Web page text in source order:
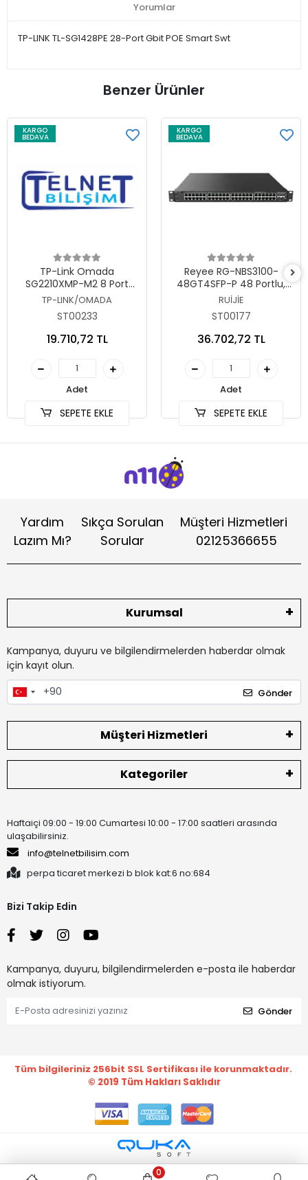
Yorumlar
TP-LINK TL-SG1428PE 28-Port Gbit POE Smart Swt
Benzer Ürünler
KARGO
BEDAVA
Sepete Ekle
TP-Link Omada
SG2210XMP-M2 8 Port
2.5G Gigabit PoE Switch
TP-LINK/OMADA
ST00233
19.710,72 TL
Adet
SEPETE EKLE
KARGO
BEDAVA
Sepete Ekle
Reyee RG-NBS3100-
48GT4SFP-P 48 Portlu,
10/100/1000 Gigabit, L2
Yönetilebilir Switch, 4 SFP,
48 Port PoE+ (370W)
RUİJİE
ST00177
36.702,72 TL
Adet
SEPETE EKLE
Yardım
Lazım Mı?
Sıkça Sorulan
Sorular
Müşteri Hizmetleri
02125366655
Kurumsal
Kampanya, duyuru ve bilgilendirmelerden haberdar olmak
için kayıt olun.
Gönder
Müşteri Hizmetleri
Kategoriler
Haftaiçi 09:00 - 19:00 Cumartesi 10:00 - 17:00 saatleri arasında
ulaşabilirsiniz.
info@telnetbilisim.com
perpa ticaret merkezi b blok kat:6 no:684
Bizi Takip Edin
Kampanya, duyuru, bilgilendirmelerden e-posta ile haberdar
olmak istiyorum.
Gönder
Tüm bilgileriniz 256bit SSL Sertifikası ile korunmaktadır.
© 2019 Tüm Hakları Saklıdır
0